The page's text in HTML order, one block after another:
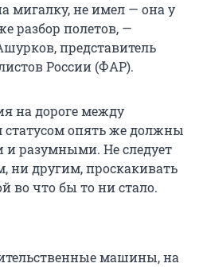
мигалку, не имел — она у
разбор полетов, —
представитель
России (ФАР).
на дороге между
опять же должны
разумными. Не следует
ни другим, проскакивать
во что бы то ни стало.
машины, на